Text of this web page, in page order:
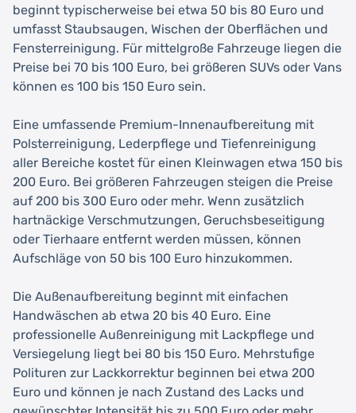
beginnt typischerweise bei etwa 50 bis 80 Euro und
umfasst Staubsaugen, Wischen der Oberflächen und
Fensterreinigung. Für mittelgroße Fahrzeuge liegen die
Preise bei 70 bis 100 Euro, bei größeren SUVs oder Vans
können es 100 bis 150 Euro sein.
Eine umfassende Premium-Innenaufbereitung mit
Polsterreinigung, Lederpflege und Tiefenreinigung
aller Bereiche kostet für einen Kleinwagen etwa 150 bis
200 Euro. Bei größeren Fahrzeugen steigen die Preise
auf 200 bis 300 Euro oder mehr. Wenn zusätzlich
hartnäckige Verschmutzungen, Geruchsbeseitigung
oder Tierhaare entfernt werden müssen, können
Aufschläge von 50 bis 100 Euro hinzukommen.
Die Außenaufbereitung beginnt mit einfachen
Handwäschen ab etwa 20 bis 40 Euro. Eine
professionelle Außenreinigung mit Lackpflege und
Versiegelung liegt bei 80 bis 150 Euro. Mehrstufige
Polituren zur Lackkorrektur beginnen bei etwa 200
Euro und können je nach Zustand des Lacks und